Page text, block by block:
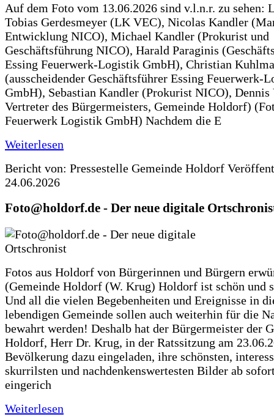
Auf dem Foto vom 13.06.2026 sind v.l.n.r. zu sehen:
Tobias Gerdesmeyer (LK VEC), Nicolas Kandler
Entwicklung NICO), Michael Kandler (Prokurist und
Geschäftsführung NICO), Harald Paraginis
Essing Feuerwerk-Logistik GmbH), Christian
(ausscheidender Geschäftsführer Essing Feuerwerk-
GmbH), Sebastian Kandler (Prokurist NICO),
Vertreter des Bürgermeisters, Gemeinde Holdorf)
Feuerwerk Logistik GmbH) Nachdem die E
Weiterlesen
Bericht von: Pressestelle Gemeinde Holdorf
24.06.2026
Foto@holdorf.de - Der neue digitale
Fotos aus Holdorf von Bürgerinnen und Bürgern
(Gemeinde Holdorf (W. Krug) Holdorf ist schön und
Und all die vielen Begebenheiten und Ereignisse in
lebendigen Gemeinde sollen auch weiterhin für die
bewahrt werden! Deshalb hat der Bürgermeister der
Holdorf, Herr Dr. Krug, in der Ratssitzung am
Bevölkerung dazu eingeladen, ihre schönsten,
skurrilsten und nachdenkenswertesten Bilder ab
eingerich
Weiterlesen